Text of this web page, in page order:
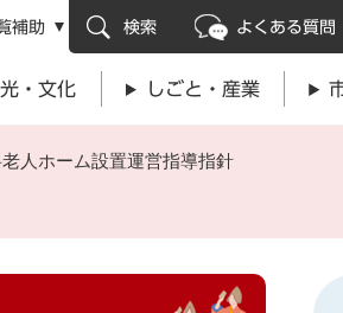
飛ばして本文へ
補助 検索 よくある質問
・文化 しごと・産業
人ホーム設置運営指導指針